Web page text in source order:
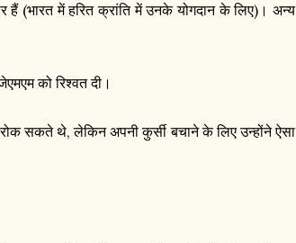
हैं (भारत में हरित क्रांति में उनके योगदान के लिए)। अन्य
को रिश्वत दी।
सकते थे, लेकिन अपनी कुर्सी बचाने के लिए उन्होंने ऐसा